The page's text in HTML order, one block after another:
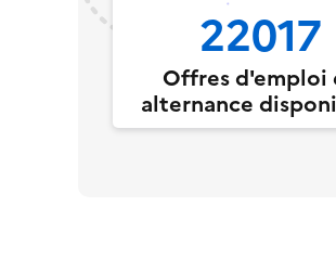
22017
Offres d'emploi
alternance